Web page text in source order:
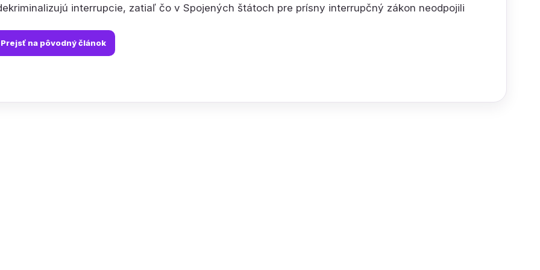
interrupcie, zatiaľ čo v Spojených štátoch pre prísny interrupčný zákon neodpojili
Prejsť na pôvodný článok